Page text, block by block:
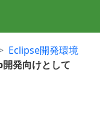
Eclipse開発環境
発向けとして